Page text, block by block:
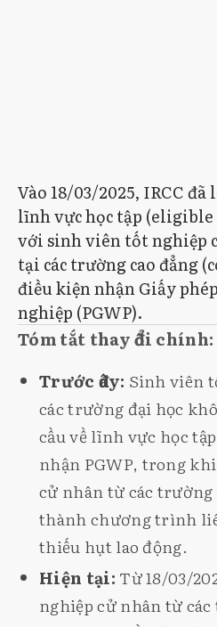
Vào 18/03/2025, IRCC đã
lĩnh vực học tập
với sinh viên tốt nghiệp
tại các trường cao đẳng
điều kiện nhận Giấy
nghiệp (PGWP).
Tóm tắt thay đổi chính:
Trước đây: Sinh viên
các trường đại học
cầu về lĩnh vực học
nhận PGWP, trong
cử nhân từ các trường
thành chương trình
thiếu hụt lao động.
Hiện tại: Từ 18/03/
nghiệp cử nhân từ